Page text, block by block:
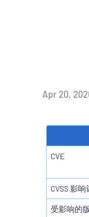
Apr 20,
CVE
CVSS 影响
受影响的